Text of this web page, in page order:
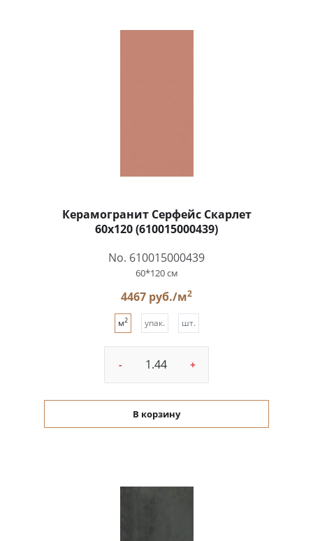
Керамогранит Серфейс Скарлет
60x120 (610015000439)
No. 610015000439
60*120 см
4467 руб./м2
м2 упак. шт.
- +
В корзину